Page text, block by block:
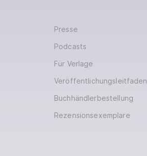
Presse
Podcasts
Für Verlage
Veröffentlichungsleitfaden
Buchhändlerbestellung
Rezensionsexemplare